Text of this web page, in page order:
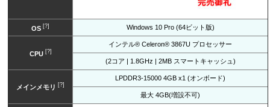
OS [?] Windows 10 Pro (64ビット版)
CPU[?]
インテル® Celeron® 3867U プロセッサー
(2コア | 1.8GHz | 2MB スマートキャッシュ)
メインメモリ [?]
LPDDR3-15000 4GB x1 (オンボード)
最大 4GB(増設不可)